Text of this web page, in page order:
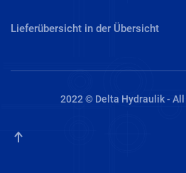
Lieferübersicht in der Übersicht
2022 © Delta Hydraulik -